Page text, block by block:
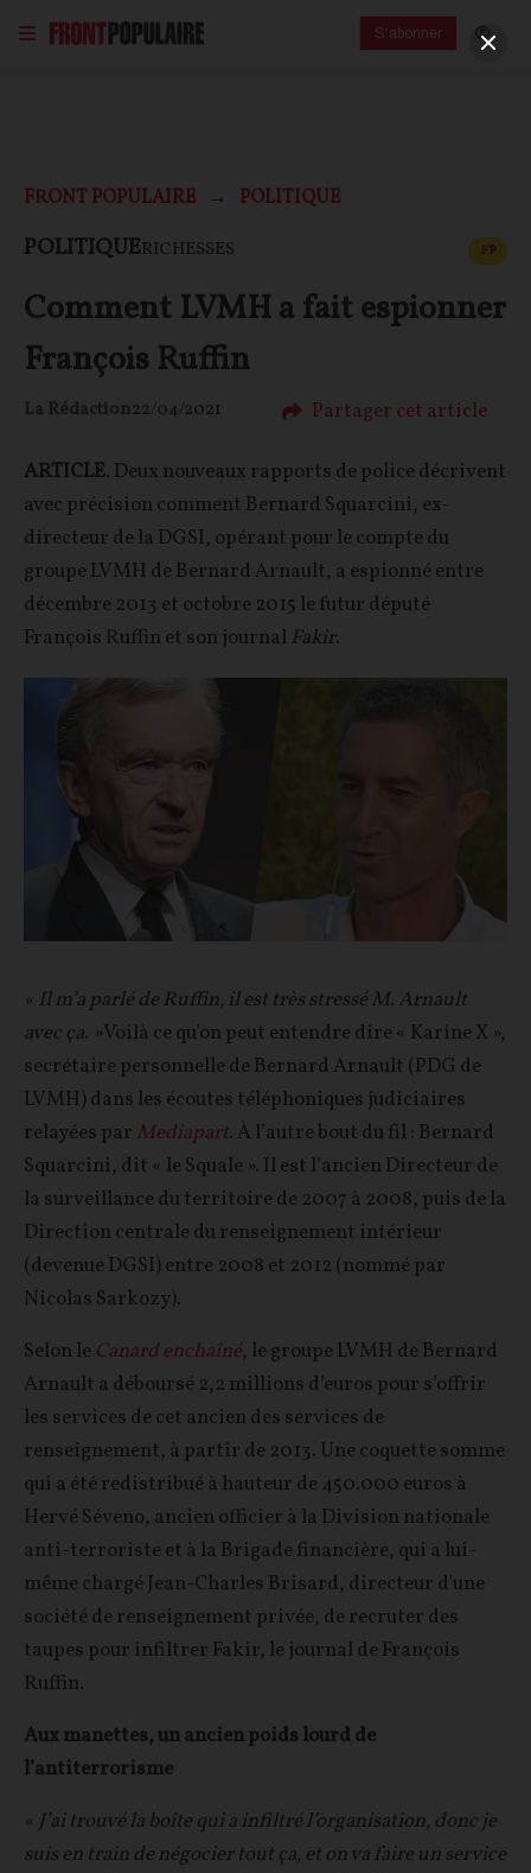
S'abonner
FRONT POPULAIRE POLITIQUE
POLITIQUERICHESSES FP
Comment LVMH a fait espionner
François Ruffin
La Rédaction22/04/2021 Partager cet article
ARTICLE. Deux nouveaux rapports de police décrivent
avec précision comment Bernard Squarcini, ex-
directeur de la DGSI, opérant pour le compte du
groupe LVMH de Bernard Arnault, a espionné entre
décembre 2013 et octobre 2015 le futur député
François Ruffin et son journal Fakir.
« Il m’a parlé de Ruffin, il est très stressé M. Arnault
avec ça. »Voilà ce qu’on peut entendre dire « Karine X »,
secrétaire personnelle de Bernard Arnault (PDG de
LVMH) dans les écoutes téléphoniques judiciaires
relayées par Mediapart. À l’autre bout du fil : Bernard
Squarcini, dit « le Squale ». Il est l’ancien Directeur de
la surveillance du territoire de 2007 à 2008, puis de la
Direction centrale du renseignement intérieur
(devenue DGSI) entre 2008 et 2012 (nommé par
Nicolas Sarkozy).
Selon le Canard enchaîné, le groupe LVMH de Bernard
Arnault a déboursé 2,2 millions d’euros pour s’offrir
les services de cet ancien des services de
renseignement, à partir de 2013. Une coquette somme
qui a été redistribué à hauteur de 450.000 euros à
Hervé Séveno, ancien officier à la Division nationale
anti-terroriste et à la Brigade financière, qui a lui-
même chargé Jean-Charles Brisard, directeur d'une
société de renseignement privée, de recruter des
taupes pour infiltrer Fakir, le journal de François
Ruffin.
Aux manettes, un ancien poids lourd de
l’antiterrorisme
« J’ai trouvé la boîte qui a infiltré l’organisation, donc je
suis en train de négocier tout ça, et on va faire un service